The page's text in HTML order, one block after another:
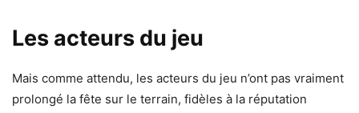
Les acteurs du jeu
Mais comme attendu, les acteurs du jeu n’ont pas vraiment
prolongé la fête sur le terrain, fidèles à la réputation